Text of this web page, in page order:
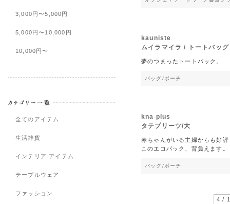
3,000円〜5,000円
5,000円〜10,000円
10,000円〜
全てのアイテム
生活雑貨
インテリア アイテム
テーブルウェア
ファッション
kauniste
ムイラマイラ / トートバッグ
夢のつまったトートバック。
バッグ/ポーチ
kna plus
タテプリーツ/大
赤ちゃんがいる主婦からも好評
このエコバック、背負えます。
バッグ/ポーチ
4 /